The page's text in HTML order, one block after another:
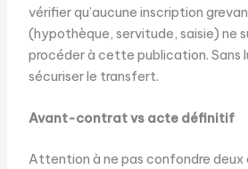
vérifier qu’aucune inscription
(hypothèque, servitude, saisie) ne
procéder à cette publication. Sans
sécuriser le transfert.
Avant-contrat vs acte définitif
Attention à ne pas confondre